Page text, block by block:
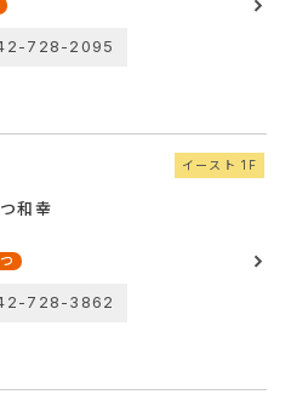
728-2095
和幸
イースト 1F
728-3862